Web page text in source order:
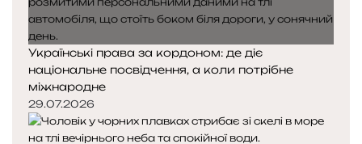
Українські права за кордоном: де діє
національне посвідчення, а коли потрібне
міжнародне
29.07.2026